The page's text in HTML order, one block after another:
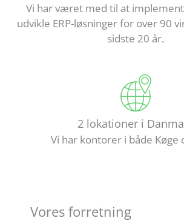
Vi har været med til at
udvikle ERP-løsninger for over 90
sidste 20 år.
2 lokationer i
Vi har kontorer i både Køge
Vores forretning